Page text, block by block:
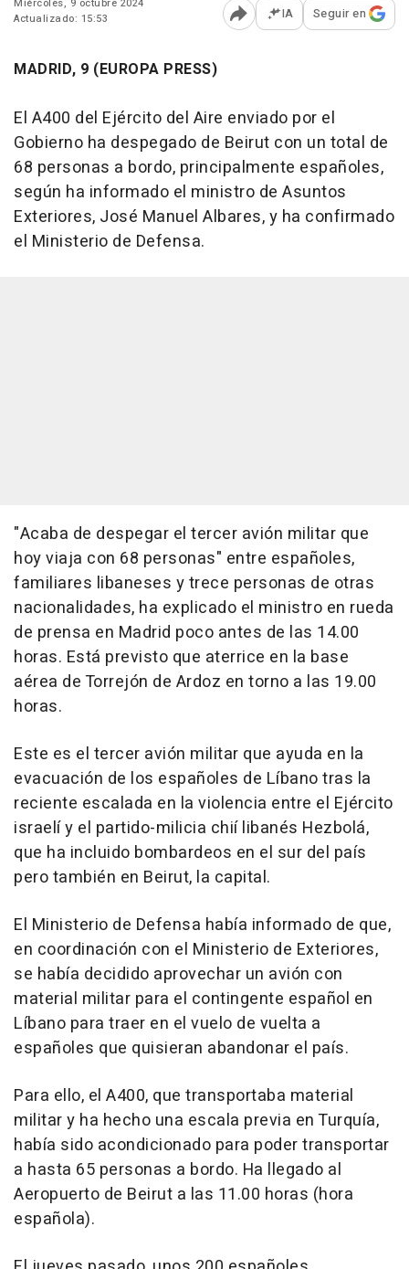
Miércoles, 9 octubre 2024
Actualizado: 15:53
Abrir opciones para
IA Seguir en
MADRID, 9 (EUROPA PRESS)
El A400 del Ejército del Aire enviado por el
Gobierno ha despegado de Beirut con un total de
68 personas a bordo, principalmente españoles,
según ha informado el ministro de Asuntos
Exteriores, José Manuel Albares, y ha confirmado
el Ministerio de Defensa.
"Acaba de despegar el tercer avión militar que
hoy viaja con 68 personas" entre españoles,
familiares libaneses y trece personas de otras
nacionalidades, ha explicado el ministro en rueda
de prensa en Madrid poco antes de las 14.00
horas. Está previsto que aterrice en la base
aérea de Torrejón de Ardoz en torno a las 19.00
horas.
Este es el tercer avión militar que ayuda en la
evacuación de los españoles de Líbano tras la
reciente escalada en la violencia entre el Ejército
israelí y el partido-milicia chií libanés Hezbolá,
que ha incluido bombardeos en el sur del país
pero también en Beirut, la capital.
El Ministerio de Defensa había informado de que,
en coordinación con el Ministerio de Exteriores,
se había decidido aprovechar un avión con
material militar para el contingente español en
Líbano para traer en el vuelo de vuelta a
españoles que quisieran abandonar el país.
Para ello, el A400, que transportaba material
militar y ha hecho una escala previa en Turquía,
había sido acondicionado para poder transportar
a hasta 65 personas a bordo. Ha llegado al
Aeropuerto de Beirut a las 11.00 horas (hora
española).